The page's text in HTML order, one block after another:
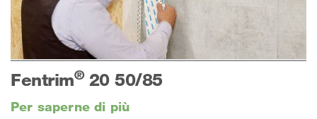
Fentrim®20 50/85
Per saperne di più